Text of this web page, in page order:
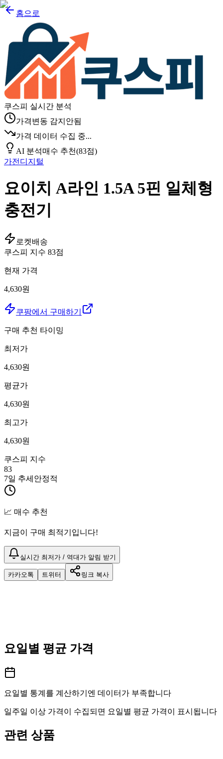
홈으로
쿠스피 실시간 분석
가격변동 감지안됨
가격 데이터 수집 중...
AI 분석매수 추천(83점)
가전디지털
요이치 A라인 1.5A 5핀 일체형
충전기
로켓배송
쿠스피 지수 83점
현재 가격
4,630원
쿠팡에서 구매하기
구매 추천 타이밍
최저가
4,630원
평균가
4,630원
최고가
4,630원
쿠스피 지수
83
7일 추세 안정적
📈 매수 추천
지금이 구매 최적기입니다!
실시간 최저가 / 역대가 알림 받기
카카오톡 트위터 링크 복사
요일별 평균 가격
요일별 통계를 계산하기엔 데이터가 부족합니다
일주일 이상 가격이 수집되면 요일별 평균 가격이 표시됩니다
관련 상품